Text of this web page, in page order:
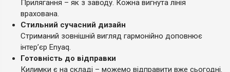
Прилягання – як з заводу. Кожна вигнута лінія
врахована.
Стильний сучасний дизайн
Стриманий зовнішній вигляд гармонійно доповнює
інтер’єр Enyaq.
Готовність до відправки
Килимки є на складі – можемо відправити вже сьогодні.